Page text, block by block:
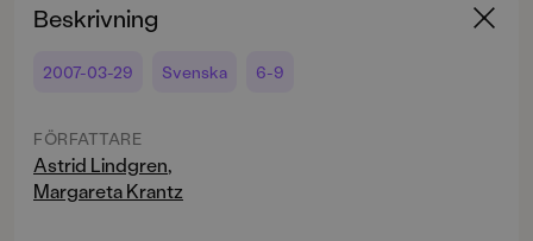
Beskrivning
2007-03-29 Svenska 6-9
FÖRFATTARE
Astrid Lindgren,
Margareta Krantz